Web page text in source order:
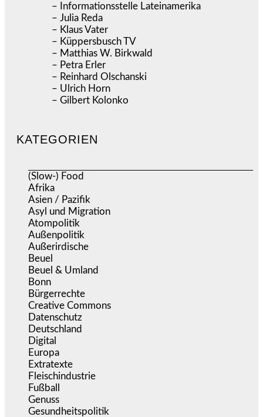
– Informationsstelle Lateinamerika
– Julia Reda
– Klaus Vater
– Küppersbusch TV
– Matthias W. Birkwald
– Petra Erler
– Reinhard Olschanski
– Ulrich Horn
– Gilbert Kolonko
KATEGORIEN
(Slow-) Food
Afrika
Asien / Pazifik
Asyl und Migration
Atompolitik
Außenpolitik
Außerirdische
Beuel
Beuel & Umland
Bonn
Bürgerrechte
Creative Commons
Datenschutz
Deutschland
Digital
Europa
Extratexte
Fleischindustrie
Fußball
Genuss
Gesundheitspolitik